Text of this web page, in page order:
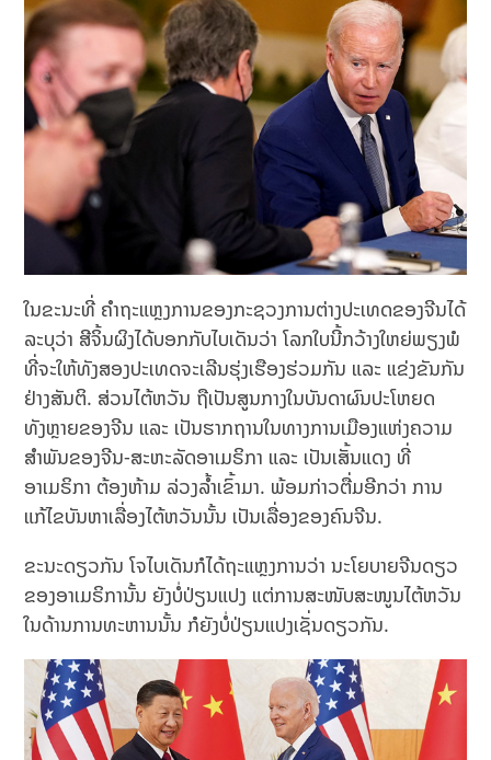
ໃນຂະນະທີ່ ຄຳຖະແຫຼງການຂອງກະຊວງການຕ່າງປະເທດຂອງຈີນໄດ້
ລະບຸວ່າ ສີຈິ້ນຜິງໄດ້ບອກກັບໄບເດັນວ່າ ໂລກໃບນີ້ກວ້າງໃຫຍ່ພຽງພໍ
ທີ່ຈະໃຫ້ທັງສອງປະເທດຈະເລີນຮຸ່ງເຮືອງຮ່ວມກັນ ແລະ ແຂ່ງຂັນກັນ
ຢ່າງສັນຕິ. ສ່ວນໄຕ້ຫວັນ ຖືເປັນສູນກາງໃນບັນດາຜົນປະໂຫຍດ
ທັງຫຼາຍຂອງຈີນ ແລະ ເປັນຮາກຖານໃນທາງການເມືອງແຫ່ງຄວາມ
ສຳພັນຂອງຈີນ-ສະຫະລັດອາເມຣິກາ ແລະ ເປັນເສັ້ນແດງ ທີ່
ອາເມຣິກາ ຕ້ອງຫ້າມ ລ່ວງລໍ້າເຂົ້າມາ. ພ້ອມກ່າວຕື່ມອີກວ່າ ການ
ແກ້ໄຂບັນຫາເລື່ອງໄຕ້ຫວັນນັ້ນ ເປັນເລື່ອງຂອງຄົນຈີນ.
ຂະນະດຽວກັນ ໂຈໄບເດັນກໍໄດ້ຖະແຫຼງການວ່າ ນະໂຍບາຍຈີນດຽວ
ຂອງອາເມຣິການັ້ນ ຍັງບໍ່ປ່ຽນແປງ ແຕ່ການສະໜັບສະໜູນໄຕ້ຫວັນ
ໃນດ້ານການທະຫານນັ້ນ ກໍຍັງບໍ່ປ່ຽນແປງເຊັ່ນດຽວກັນ.